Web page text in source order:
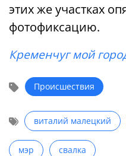
этих же участках
фотофиксацию.
Кременчуг мой
Происшествия
виталий малецкий
мэр свалка